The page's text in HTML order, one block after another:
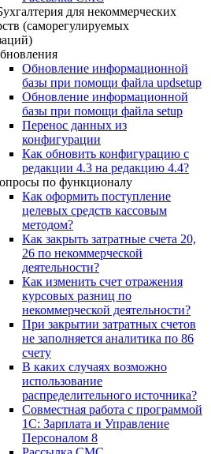
для некоммерческих
(саморегулируемых
Обновление информационной
базы при помощи файла updsetup
Обновление информационной
базы при помощи файла setup
Перенос данных из
конфигурации
Как обновить конфигурацию с
редакции 4.3 на редакцию 4.4?
по функционалу
Как оформить поступление
целевых средств кассовым
методом?
Как закрыть затратные счета 20,
26 по некоммерческой
деятельности?
Как изменить счет отражения
курсовых разниц по
некоммерческой деятельности?
При закрытии затратных счетов
не заполняется аналитика по 86
счету
В каких случаях возможно
использование
распределительного источника?
Совместная работа с программой
1С: Зарплата и Управление
Персоналом 8